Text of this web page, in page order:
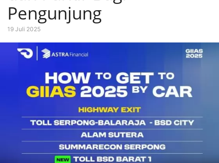
Pengunjung
19 Juli 2025